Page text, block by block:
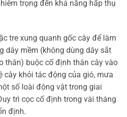
trọng đến khả năng hấp thụ
tre xung quanh gốc cây để làm
dây mềm (không dùng dây sắt
thân) buộc cố định thân cây vào
cây khỏi tác động của gió, mưa
số loài động vật trong giai
trì cọc cố định trong vài tháng
định.